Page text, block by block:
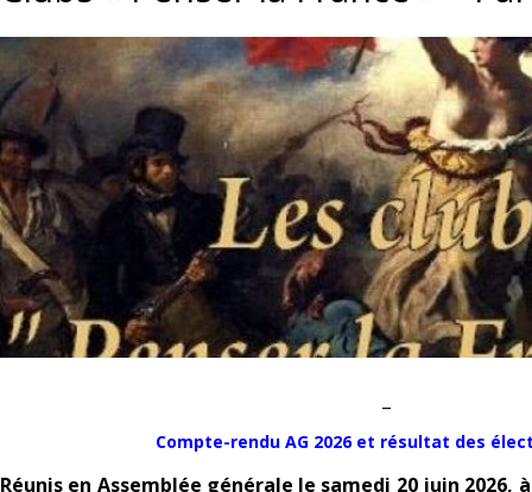
Compte-rendu AG 2026 et résultat des
Réunis en Assemblée générale le samedi 20 juin 2026,